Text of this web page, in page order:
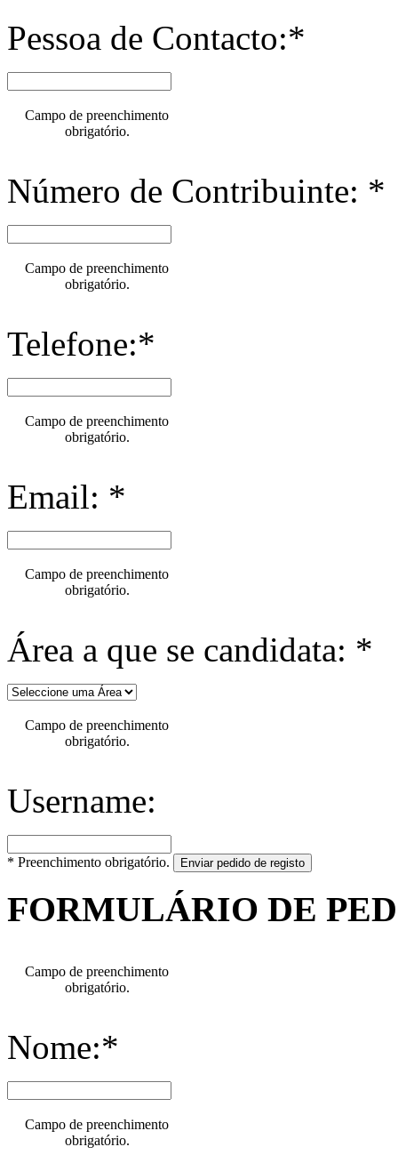
Pessoa de Contacto:*
Campo de preenchimento
obrigatório.
Número de Contribuinte: *
Campo de preenchimento
obrigatório.
Telefone:*
Campo de preenchimento
obrigatório.
Email: *
Campo de preenchimento
obrigatório.
Área a que se candidata: *
Campo de preenchimento
obrigatório.
Username:
* Preenchimento obrigatório. Enviar pedido de registo
FORMULÁRIO DE
Campo de preenchimento
obrigatório.
Nome:*
Campo de preenchimento
obrigatório.